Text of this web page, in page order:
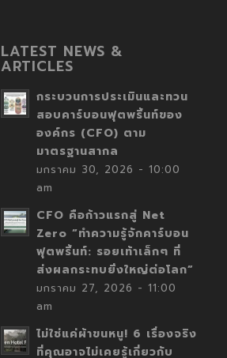
LATEST NEWS &
ARTICLES
กระบวนการประเมินและทวน
สอบคาร์บอนฟุตพริ้นท์ของ
องค์กร (CFO) ตาม
มาตรฐานสากล
มกราคม 30, 2026 - 10:00
am
CFO คือก้าวแรกสู่ Net
Zero “ทำความรู้จักคาร์บอน
ฟุตพริ้นท์: รอยเท้าเล็กๆ ที่
ส่งผลกระทบยิ่งใหญ่ต่อโลก”
มกราคม 27, 2026 - 11:00
am
ไม่ใช่แค่ผ้าขนหนู! 6 เรื่องจริง
ที่คุณอาจไม่เคยรู้เกี่ยวกับ